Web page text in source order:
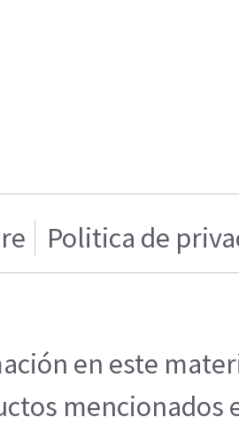
Politica de
en este
mencionados